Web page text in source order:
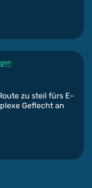
zu steil fürs E-
Geflecht an